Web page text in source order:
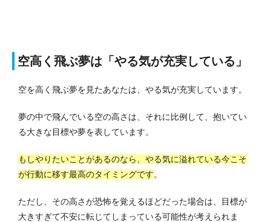
空高く飛ぶ夢は「やる気が充実している」
空を高く飛ぶ夢を見たあなたは、やる気が充実しています。
夢の中で飛んでいる空の高さは、それに比例して、抱いてい
る大きな目標や夢を表しています。
もしやりたいことがあるのなら、やる気に溢れている今こそ
が行動に移す最高のタイミングです。
ただし、その高さが恐怖を覚えるほどだった場合は、目標が
大きすぎて不安に転じてしまっている可能性が考えられま